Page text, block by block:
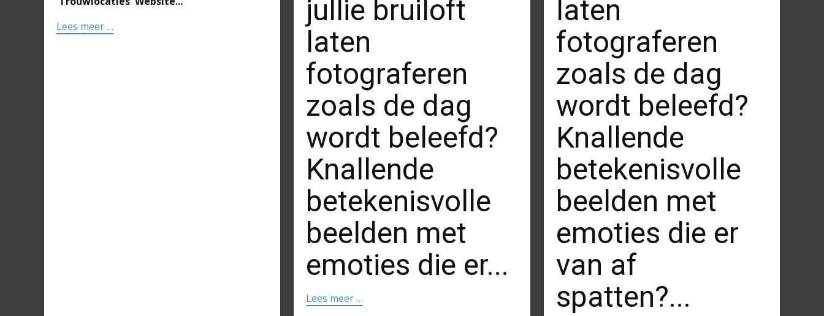
Lees meer …
jullie bruiloft
laten
fotograferen
zoals de dag
wordt beleefd?
Knallende
betekenisvolle
beelden met
emoties die er...
Lees meer …
laten
fotograferen
zoals de dag
wordt beleefd?
Knallende
betekenisvolle
beelden met
emoties die er
van af
spatten?...